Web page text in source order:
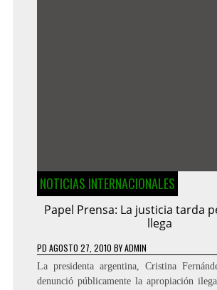
NOTICIAS INTERNACIONALES
Papel Prensa: La justicia tarda
llega
PD AGOSTO 27, 2010 BYADMIN
La presidenta argentina, Cristina
denunció públicamente la apropiación